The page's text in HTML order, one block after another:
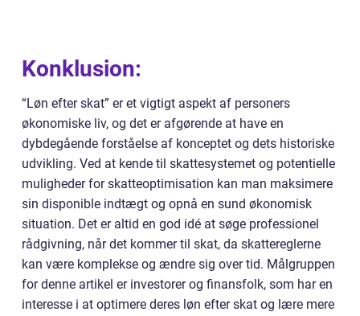
Konklusion:
“Løn efter skat” er et vigtigt aspekt af personers
økonomiske liv, og det er afgørende at have en
dybdegående forståelse af konceptet og dets historiske
udvikling. Ved at kende til skattesystemet og potentielle
muligheder for skatteoptimisation kan man maksimere
sin disponible indtægt og opnå en sund økonomisk
situation. Det er altid en god idé at søge professionel
rådgivning, når det kommer til skat, da skattereglerne
kan være komplekse og ændre sig over tid. Målgruppen
for denne artikel er investorer og finansfolk, som har en
interesse i at optimere deres løn efter skat og lære mere